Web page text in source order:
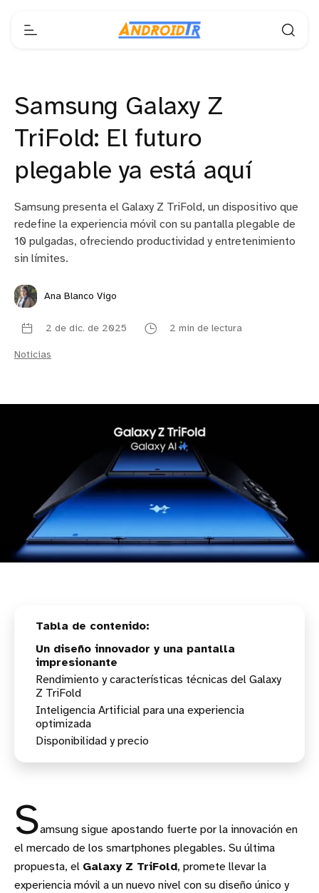
Samsung Galaxy Z
TriFold: El futuro
plegable ya está aquí
Samsung presenta el Galaxy Z TriFold, un dispositivo que
redefine la experiencia móvil con su pantalla plegable de
10 pulgadas, ofreciendo productividad y entretenimiento
sin límites.
Ana Blanco Vigo
2 de dic. de 2025 2 min de lectura
Noticias
Un diseño innovador y una pantalla
impresionante
Rendimiento y características técnicas del Galaxy
Z TriFold
Inteligencia Artificial para una experiencia
optimizada
Disponibilidad y precio
Samsung sigue apostando fuerte por la innovación en
el mercado de los smartphones plegables. Su última
propuesta, el Galaxy Z TriFold, promete llevar la
experiencia móvil a un nuevo nivel con su diseño único y